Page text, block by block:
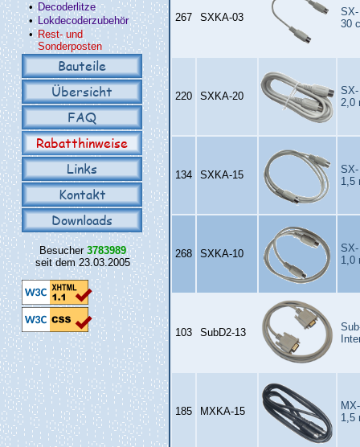
• Decoderlitze
• Lokdecoderzubehör
• Rest- und
Sonderposten
Bauteile
Übersicht
FAQ
Rabatthinweise
Links
Kontakt
Downloads
Besucher 3783989
seit dem 23.03.2005
267 SXKA‑03
30
220 SXKA‑20
2,0
134 SXKA‑15
1,5
268 SXKA‑10
1,0
103 SubD2‑13
185 MXKA‑15
1,5